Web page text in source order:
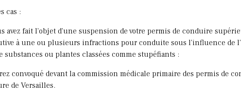
cas :
avez fait l'objet d'une suspension de votre permis de conduire
à une ou plusieurs infractions pour conduite sous l'influence de
substances ou plantes classées comme stupéfiants :
convoqué devant la commission médicale primaire des permis de
de Versailles.